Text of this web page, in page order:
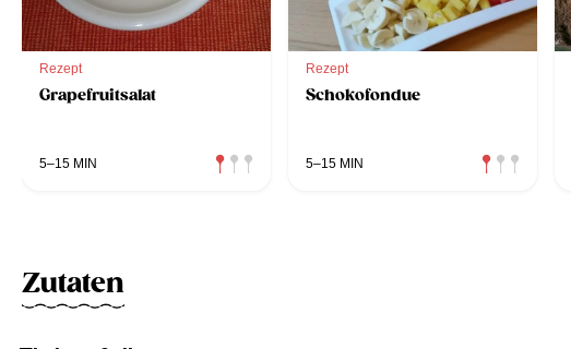
Rezept
Grapefruitsalat
5–15 MIN
Rezept
Schokofondue
5–15 MIN
Zutaten